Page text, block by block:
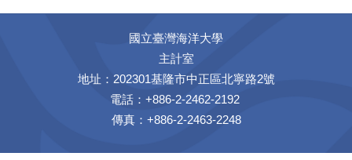
國立臺灣海洋大學
主計室
地址：202301基隆市中正區北寧路2號
電話：+886-2-2462-2192
傳真：+886-2-2463-2248